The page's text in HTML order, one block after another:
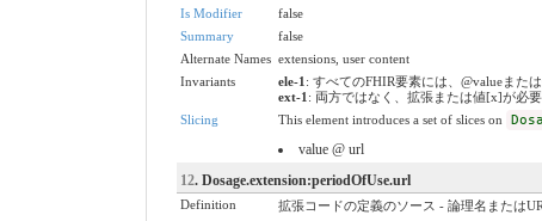
Is Modifier
false
Summary
false
Alternate Names extensions, user content
Invariants
ele-1 : すべてのFHIR要素には、@valueまた
ext-1 : 両方ではなく、拡張または値[x]が必
Slicing
This element introduces a set of slices on
value @ url
12. Dosage.extension:periodOfUse.url
Definition
拡張コードの定義のソース - 論理名または